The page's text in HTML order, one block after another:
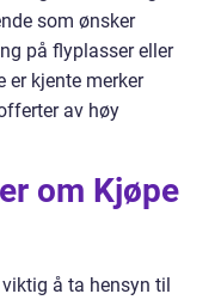
som ønsker
på flyplasser eller
er kjente merker
av høy
om Kjøpe
å ta hensyn til